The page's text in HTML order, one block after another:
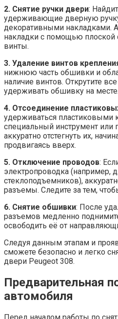
2. Снятие ручки двери:
удерживающие дверную
декоративными накладками.
накладки с помощью плоской
винты.
3. Удаление винтов
нижнюю часть обшивки и
наличие винтов. Открутите
удерживать обшивку на месте.
4. Отсоединение
удерживаться пластиковыми
специальный инструмент или
аккуратно отстегнуть их,
продвигаясь вверх.
5. Отключение проводов:
электропроводка (например,
стеклоподъемников),
разъемы. Следите за тем,
6. Снятие обшивки: После
разъемов медленно
освободить её от
Следуя данным этапам и
сможете безопасно и легко
двери Peugeot 308.
Предварительная
автомобиля